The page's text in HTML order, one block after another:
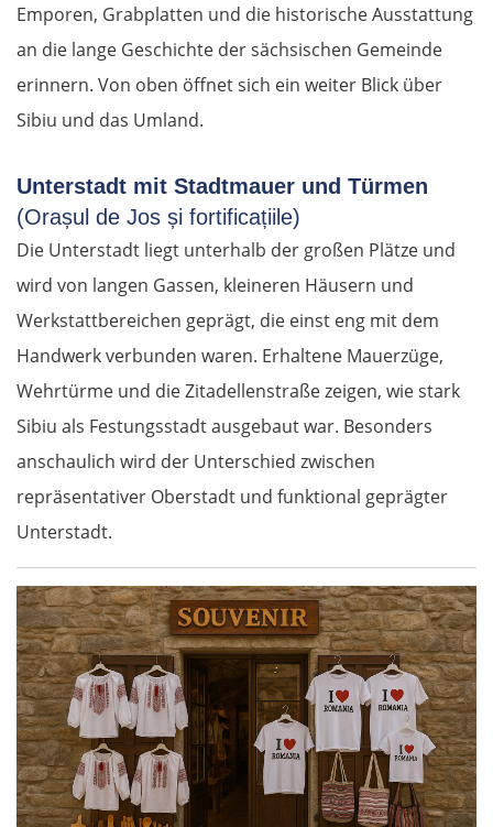
Emporen, Grabplatten und die historische Ausstattung
an die lange Geschichte der sächsischen Gemeinde
erinnern. Von oben öffnet sich ein weiter Blick über
Sibiu und das Umland.
Unterstadt mit Stadtmauer und Türmen
(Orașul de Jos și fortificațiile)
Die Unterstadt liegt unterhalb der großen Plätze und
wird von langen Gassen, kleineren Häusern und
Werkstattbereichen geprägt, die einst eng mit dem
Handwerk verbunden waren. Erhaltene Mauerzüge,
Wehrtürme und die Zitadellenstraße zeigen, wie stark
Sibiu als Festungsstadt ausgebaut war. Besonders
anschaulich wird der Unterschied zwischen
repräsentativer Oberstadt und funktional geprägter
Unterstadt.